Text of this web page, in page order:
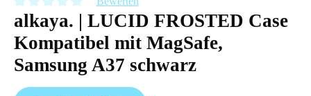
Durchschnittliche Bewertung von 0 von 5 Sternen
alkaya. | LUCID FROSTED Case
Kompatibel mit MagSafe,
Samsung A37 schwarz